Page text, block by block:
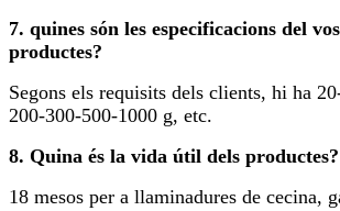
7. quines són les especificacions del
productes?
Segons els requisits dels clients, hi ha
200-300-500-1000 g, etc.
8. Quina és la vida útil dels productes?
18 mesos per a llaminadures de cecina,